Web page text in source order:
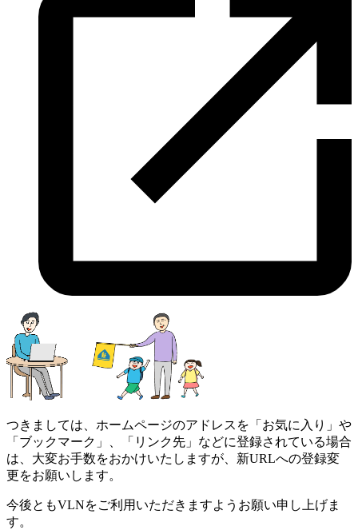
つきましては、ホームページのアドレスを「お気に入り」や
「ブックマーク」、「リンク先」などに登録されている場合
は、大変お手数をおかけいたしますが、新URLへの登録変
更をお願いします。
今後ともVLNをご利用いただきますようお願い申し上げま
す。